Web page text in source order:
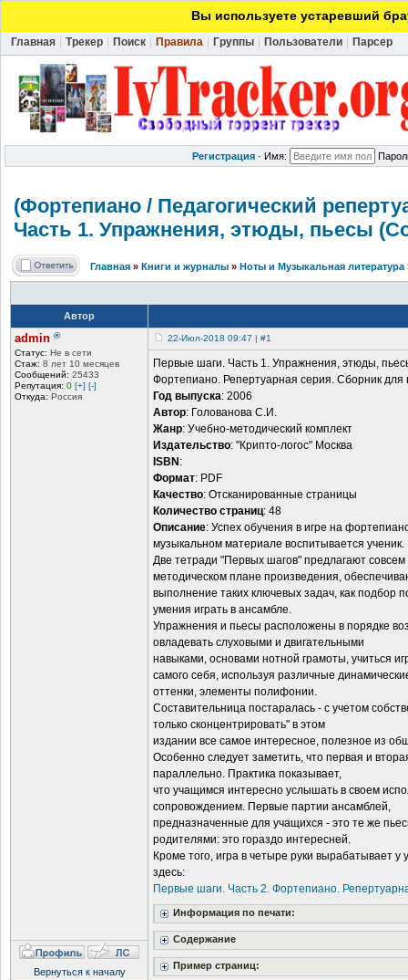
Вы используете устаревший
Главная Трекер Поиск Правила Группы Пользователи Парсер
Регистрация · Имя:
(Фортепиано / Педагогический
Часть 1. Упражнения, этюды, пьесы
Главная » Книги и журналы » Ноты и Музыкальная литература
Автор
admin ®
Статус: Не в сети
Стаж: 8 лет 10 месяцев
Сообщений: 25433
Репутация: 0 [+] [-]
Откуда: Россия
22-Июл-2018 09:47 | #1
Первые шаги. Часть 1. Упражнения, этюды,
Фортепиано. Репертуарная серия. Сборник
Год выпуска: 2006
Автор: Голованова С.И.
Жанр: Учебно-методический комплект
Издательство: "Крипто-логос" Москва
ISBN :
Формат: PDF
Качество: Отсканированные страницы
Количество страниц: 48
Описание: Успех обучения в игре на
музыкальном материале воспитывается ученик.
Две тетради "Первых шагов" предлагают
методическом плане произведения,
выполнение таких ключевых задач, как подбор
умения играть в ансамбле.
Упражнения и пьесы расположены в порядке
овладевать слуховыми и двигательными
навыками, основами нотной грамоты, учиться
самого себя, используя различные
оттенки, элементы полифонии.
Составительница постаралась - с учетом
только сконцентрировать" в этом
издании все самое интересное, полезное из
Особенно следует заметить, что первая и
параллельно. Практика показывает,
что учащимся интересно услышать в своем
сопровождением. Первые партии ансамблей,
предназначенные для учащихся - это те же
родителями: это гораздо интересней.
Кроме того, игра в четыре руки вырабатывает
здесь:
Первые шаги. Часть 2. Фортепиано.
Информация по печати:
Содержание
Пример страниц:
Вернуться к началу